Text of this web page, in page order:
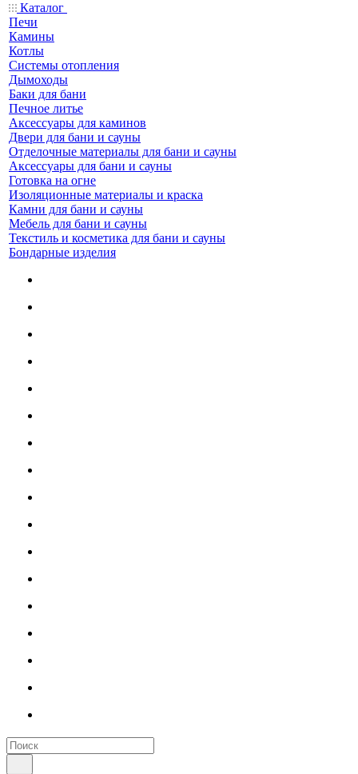
Каталог
Печи
Камины
Котлы
Системы отопления
Дымоходы
Баки для бани
Печное литье
Аксессуары для каминов
Двери для бани и сауны
Отделочные материалы для бани и сауны
Аксессуары для бани и сауны
Готовка на огне
Изоляционные материалы и краска
Камни для бани и сауны
Мебель для бани и сауны
Текстиль и косметика для бани и сауны
Бондарные изделия